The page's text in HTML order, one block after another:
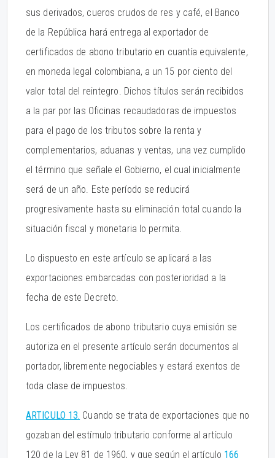
sus derivados, cueros crudos de res y café, el Banco
de la República hará entrega al exportador de
certificados de abono tributario en cuantía equivalente,
en moneda legal colombiana, a un 15 por ciento del
valor total del reintegro. Dichos títulos serán recibidos
a la par por las Oficinas recaudadoras de impuestos
para el pago de los tributos sobre la renta y
complementarios, aduanas y ventas, una vez cumplido
el término que señale el Gobierno, el cual inicialmente
será de un año. Este período se reducirá
progresivamente hasta su eliminación total cuando la
situación fiscal y monetaria lo permita.
Lo dispuesto en este artículo se aplicará a las
exportaciones embarcadas con posterioridad a la
fecha de este Decreto.
Los certificados de abono tributario cuya emisión se
autoriza en el presente artículo serán documentos al
portador, libremente negociables y estará exentos de
toda clase de impuestos.
ARTICULO 13. Cuando se trata de exportaciones que no
gozaban del estímulo tributario conforme al artículo
120 de la Ley 81 de 1960, y que según el artículo 166